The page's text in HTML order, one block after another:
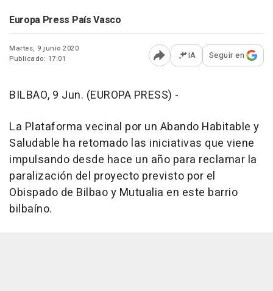
Europa Press País Vasco
Martes, 9 junio 2020
Publicado: 17:01
Abrir opciones para
IA Seguir en
BILBAO, 9 Jun. (EUROPA PRESS) -
La Plataforma vecinal por un Abando Habitable y
Saludable ha retomado las iniciativas que viene
impulsando desde hace un año para reclamar la
paralización del proyecto previsto por el
Obispado de Bilbao y Mutualia en este barrio
bilbaíno.